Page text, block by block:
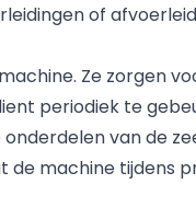
of
Ze zorgen
periodiek te
van de
machine tijdens